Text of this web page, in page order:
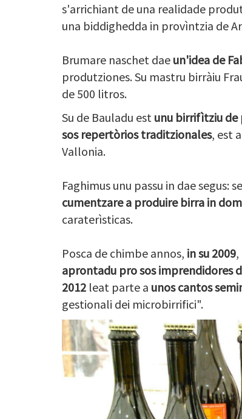
s'arrichiant de una realidade
una biddighedda in provìntzia de
Brumare naschet dae un'idea de
produtziones. Su mastru birràiu
de 500 litros.
Su de Bauladu est unu birrifìtziu de
sos repertòrios traditzionales, est
Vallonia.
Faghimus unu passu in dae segus:
cumentzare a produire birra in
caraterìsticas.
Posca de chimbe annos, in su 2009
aprontadu pro sos imprendidores
2012 leat parte a unos cantos
gestionali dei microbirrifici".